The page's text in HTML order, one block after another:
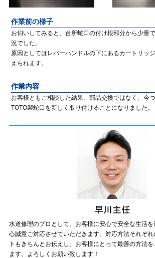
作業前の様子
お伺いしてみると、台所蛇口の付け根部分から少量
況でした。
原因としてはレバーハンドルの下にあるカートリッ
えられます。
作業内容
お客様ともご相談した結果、部品交換ではなく、今
TOTO製蛇口を新しく取り付けることになりました。
水道修理のプロとして、お客様に安心で安全な生活
心誠意ご対応させていただきます。対応方法それぞ
トもきちんとお伝えし、お客様にとって最善の方法
ます。よろしくお願い致します！